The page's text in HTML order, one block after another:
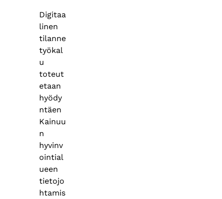
Digitaa
linen
tilanne
työkal
u
toteut
etaan
hyödy
ntäen
Kainuu
n
hyvinv
ointial
ueen
tietojo
htamis